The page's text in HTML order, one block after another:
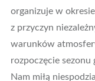
organizuje w
z przyczyn
warunków
rozpoczęcie
Nam miłą